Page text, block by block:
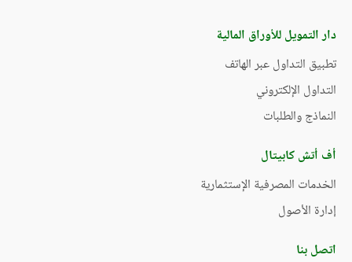
دار التمويل للأوراق المالية
تطبيق التداول عبر الهاتف
التداول الإلكتروني
النماذج والطلبات
أف أتش كابيتال
الخدمات المصرفية الإستثمارية
إدارة الأصول
اتصل بنا